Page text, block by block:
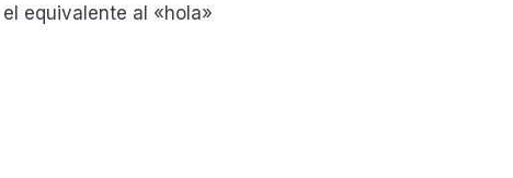
equivalente al «hola»